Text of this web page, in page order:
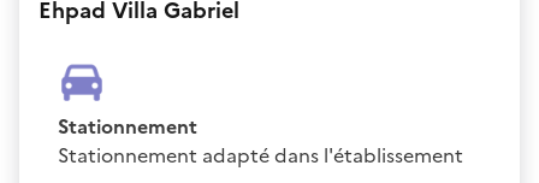
Ehpad Villa Gabriel
Stationnement
Stationnement adapté dans l'établissement